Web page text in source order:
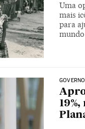
Uma
mais
para
mundo